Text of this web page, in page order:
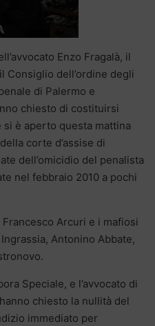
Enzo Fragalà, il
Consiglio dell’ordine degli
di Palermo e
chiesto di costituirsi
è aperto questa mattina
corte d’assise di
dell’omicidio del penalista
nel febbraio 2010 a pochi
Arcuri e i mafiosi
Antonino Abbate,
Speciale, e l’avvocato di
chiesto la nullità del
immediato per